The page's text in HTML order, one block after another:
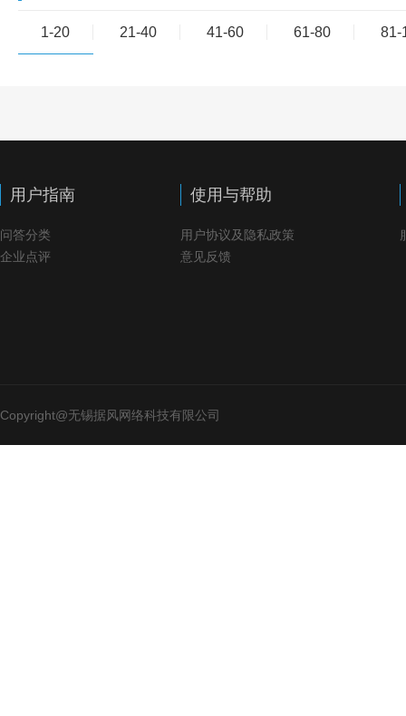
1-20 21-40 41-60 61-80 81-
用户指南
问答分类
企业点评
使用与帮助
用户协议及隐私政策
意见反馈
Copyright@无锡据风网络科技有限公司